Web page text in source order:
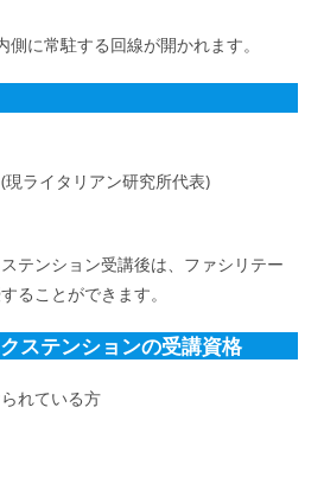
に常駐する回線が開かれます。
現ライタリアン研究所代表)
テンション受講後は、ファシリテー
ることができます。
ステンションの受講資格
れている方